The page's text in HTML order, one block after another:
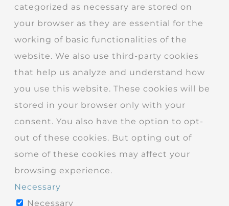
categorized as necessary are stored on
your browser as they are essential for the
working of basic functionalities of the
website. We also use third-party cookies
that help us analyze and understand how
you use this website. These cookies will be
stored in your browser only with your
consent. You also have the option to opt-
out of these cookies. But opting out of
some of these cookies may affect your
browsing experience.
Necessary
Necessary